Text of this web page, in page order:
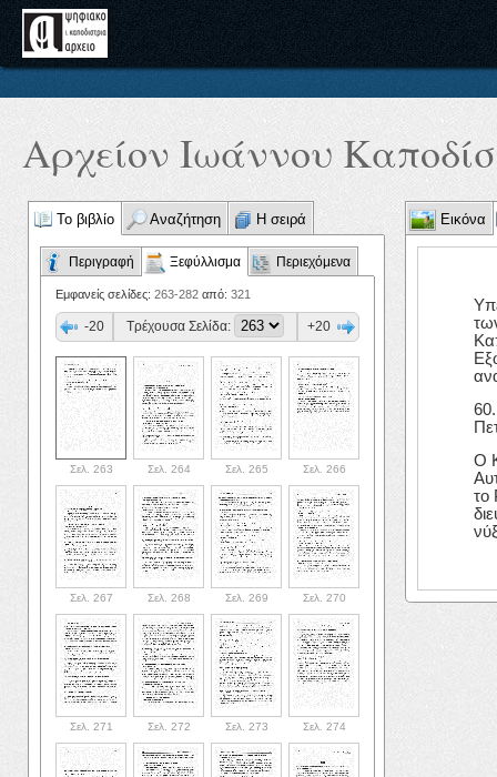
Αρχείον Ιωάννου
Το βιβλίο Αναζήτηση Η σειρά
Περιγραφή Ξεφύλλισμα Περιεχόμενα
Εμφανείς σελίδες: 263-282 από: 321
-20 Τρέχουσα Σελίδα: +20
Σελ. 263 Σελ. 264 Σελ. 265 Σελ. 266
Σελ. 267 Σελ. 268 Σελ. 269 Σελ. 270
Σελ. 271 Σελ. 272 Σελ. 273 Σελ. 274
Εικόνα
Ο
το